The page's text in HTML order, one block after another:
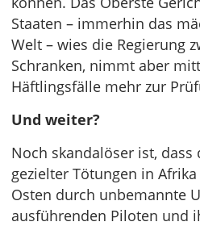
Staaten – immerhin das
Welt – wies die Regierung
Schranken, nimmt aber
Häftlingsfälle mehr zur
Und weiter?
Noch skandalöser ist,
gezielter Tötungen in
Osten durch unbemannte
ausführenden Piloten und